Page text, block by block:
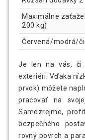
Maximálne
200 kg)
Červená/modrá/
Je len na vás, či
exteriéri. Vďaka
prvok) môžete
pracovať na
Samozrejme,
bezpečného
rovný povrch a